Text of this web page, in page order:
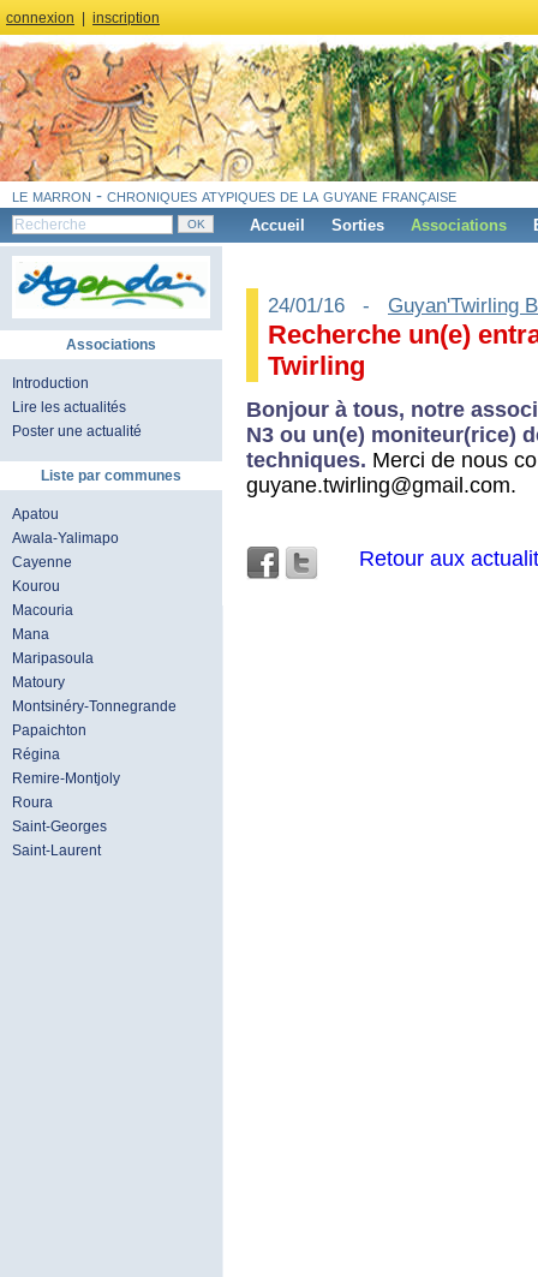
connexion inscription
le marron - chroniques atypiques de la guyane française
Accueil Sorties Associations
Associations
Introduction
Lire les actualités
Poster une actualité
Liste par communes
Apatou
Awala-Yalimapo
Cayenne
Kourou
Macouria
Mana
Maripasoula
Matoury
Montsinéry-Tonnegrande
Papaichton
Régina
Remire-Montjoly
Roura
Saint-Georges
Saint-Laurent
24/01/16 - Guyan'Twirling
Recherche un(e)
Twirling
Bonjour à tous, notre
N3 ou un(e) moniteur(rice)
techniques. Merci de nous
guyane.twirling@gmail.com.
Retour aux